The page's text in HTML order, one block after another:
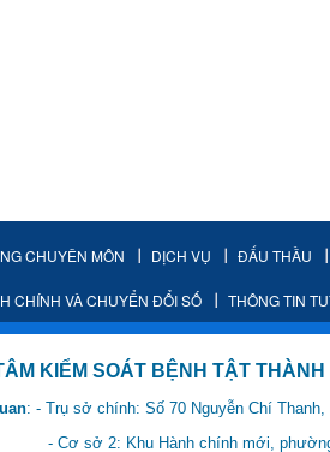
CHUYÊN MÔN DỊCH VỤ ĐẤU THẦU
CHÍNH VÀ CHUYỂN ĐỔI SỐ THÔNG TIN
SOÁT BỆNH TẬT THÀNH
: - Trụ sở chính: Số 70 Nguyễn Chí
chính mới, phường Hà